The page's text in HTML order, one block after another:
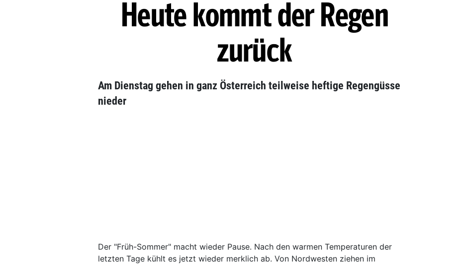
Heute kommt der Regen
zurück
Am Dienstag gehen in ganz Österreich teilweise heftige Regengüsse
nieder
Der "Früh-Sommer" macht wieder Pause. Nach den warmen Temperaturen der
letzten Tage kühlt es jetzt wieder merklich ab. Von Nordwesten ziehen im